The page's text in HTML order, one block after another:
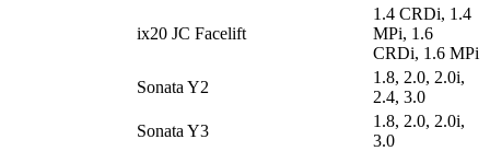
ix20 JC Facelift
1.4 CRDi, 1.4
MPi, 1.6
CRDi, 1.6 MPi
Sonata Y2
1.8, 2.0, 2.0i,
2.4, 3.0
Sonata Y3
1.8, 2.0, 2.0i,
3.0